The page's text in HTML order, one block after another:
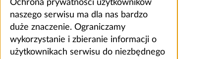
Ochrona prywatności użytkowników
naszego serwisu ma dla nas bardzo
duże znaczenie. Ograniczamy
wykorzystanie i zbieranie informacji o
użytkownikach serwisu do niezbędnego